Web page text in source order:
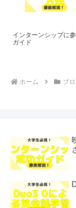
インターンシップに
ガイド
ホーム ブ